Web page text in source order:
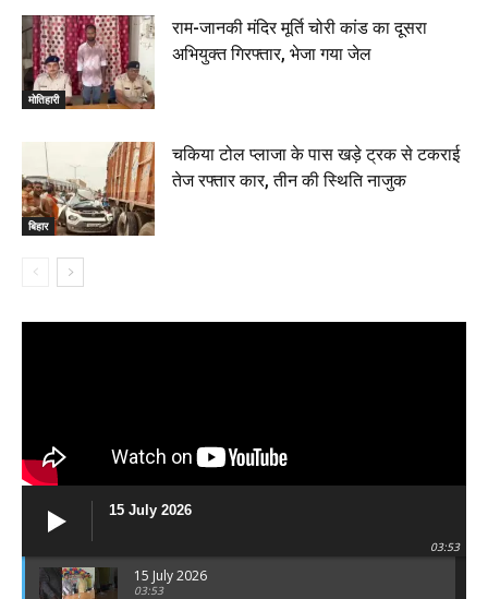
मोतिहारी
राम-जानकी मंदिर मूर्ति चोरी कांड का दूसरा
अभियुक्त गिरफ्तार, भेजा गया जेल
बिहार
चकिया टोल प्लाजा के पास खड़े ट्रक से टकराई
तेज रफ्तार कार, तीन की स्थिति नाजुक
15 July 2026
03:53
15 July 2026
03:53